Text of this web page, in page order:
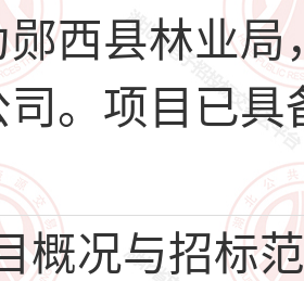
郧西县林业
司。项目已
概况与招标